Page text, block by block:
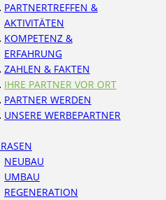
PARTNERTREFFEN &
AKTIVITÄTEN
KOMPETENZ &
ERFAHRUNG
ZAHLEN & FAKTEN
IHRE PARTNER VOR ORT
PARTNER WERDEN
UNSERE WERBEPARTNER
NEUBAU
UMBAU
REGENERATION